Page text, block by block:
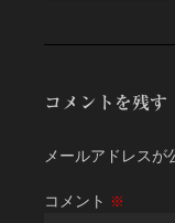
コメントを残す
メールアドレスが
コメント ※